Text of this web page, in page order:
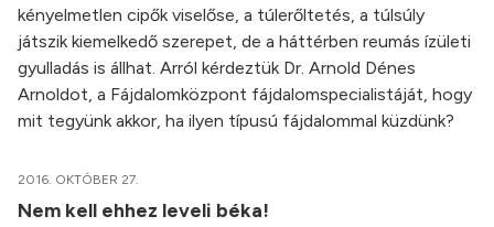
kényelmetlen cipők viselőse, a túlerőltetés, a túlsúly
játszik kiemelkedő szerepet, de a háttérben reumás ízületi
gyulladás is állhat. Arról kérdeztük Dr. Arnold Dénes
Arnoldot, a Fájdalomközpont fájdalomspecialistáját, hogy
mit tegyünk akkor, ha ilyen típusú fájdalommal küzdünk?
2016. OKTÓBER 27.
Nem kell ehhez leveli béka!